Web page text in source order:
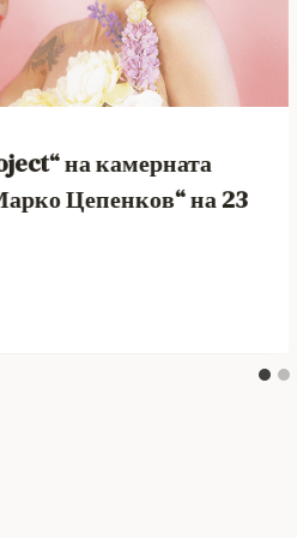
на камерната
Цепенков“ на 23